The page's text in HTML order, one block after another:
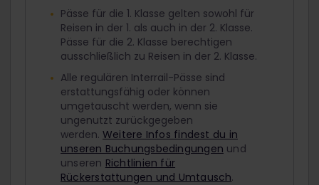
Pässe für die 1. Klasse gelten sowohl für
Reisen in der 1. als auch in der 2. Klasse.
Pässe für die 2. Klasse berechtigen
ausschließlich zu Reisen in der 2. Klasse.
Alle regulären Interrail-Pässe sind
erstattungsfähig oder können
umgetauscht werden, wenn sie
ungenutzt zurückgegeben
werden. Weitere Infos findest du in
unseren Buchungsbedingungen und
unseren Richtlinien für
Rückerstattungen und Umtausch.